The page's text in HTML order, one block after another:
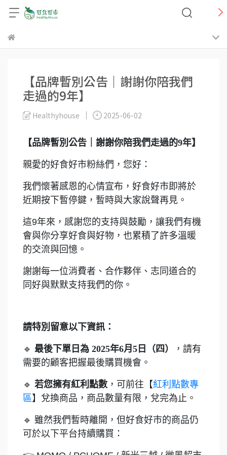
【品牌暫別公告｜謝謝你陪我們
走過的9年】
Healthyhouse 2025-06-02
【品牌暫別公告｜謝謝你陪我們走過的9年】
親愛的好食好市粉絲們，您好：
我們懷著感恩的心情宣布，好食好市即將於
近期按下暫停鍵，暫時與大家說聲再見。
這9年來，感謝您的支持與鼓勵，讓我們有機
會與你分享好食與好物，也累積了許多溫暖
的交流與回憶。
謝謝每一位消費者、合作夥伴、志同道合的
同好與默默支持我們的你。
請特別留意以下資訊：
🔹 最後下單日為 2025年6月5日（四）
，請有
需要的顧客把握最後購買機會。
🔹 若您擁有紅利點數 ，可前往【紅利點數專
區】兌換商品，商品數量有限，兌完為止。
🔹 雖然我們暫時離開，但好食好市的商品仍
可於以下平台持續購買：